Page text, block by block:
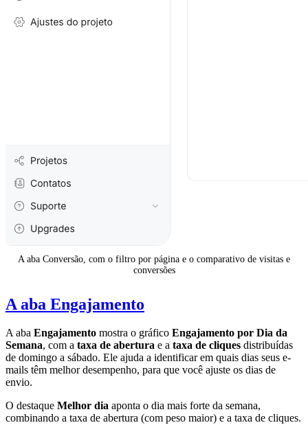
A aba Conversão, com o filtro por página e o comparativo de visitas e
conversões
A aba Engajamento
A aba Engajamento mostra o gráfico Engajamento por Dia da
Semana, com a taxa de abertura e a taxa de cliques distribuídas
de domingo a sábado. Ele ajuda a identificar em quais dias seus e-
mails têm melhor desempenho, para que você ajuste os dias de
envio.
O destaque Melhor dia aponta o dia mais forte da semana,
combinando a taxa de abertura (com peso maior) e a taxa de cliques.